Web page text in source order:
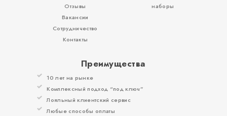
Отзывы
Вакансии
Сотрудничество
Контакты
наборы
Преимущества
10 лет на рынке
Комплексный подход “под ключ”
Лояльный клиентский сервис
Любые способы оплаты